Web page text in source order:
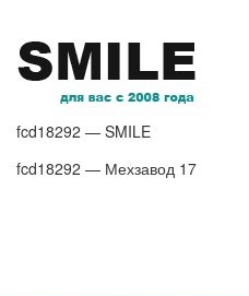
fcd18292 — SMILE
fcd18292 — Мехзавод 17